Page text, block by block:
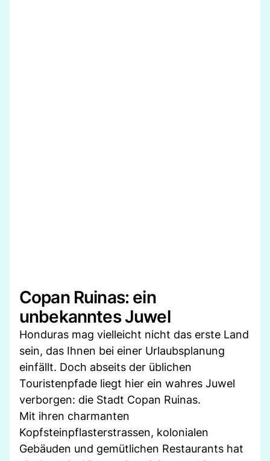
Copan Ruinas: ein
unbekanntes Juwel
Honduras mag vielleicht nicht das erste Land
sein, das Ihnen bei einer Urlaubsplanung
einfällt. Doch abseits der üblichen
Touristenpfade liegt hier ein wahres Juwel
verborgen: die Stadt Copan Ruinas.
Mit ihren charmanten
Kopfsteinpflasterstrassen, kolonialen
Gebäuden und gemütlichen Restaurants hat